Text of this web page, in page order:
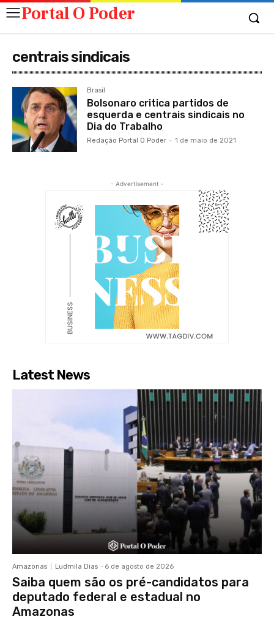
Portal O Poder
centrais sindicais
Brasil
Bolsonaro critica partidos de
esquerda e centrais sindicais no
Dia do Trabalho
Redação Portal O Poder - 1 de maio de 2021
- Advertisement -
Latest News
Amazonas Ludmila Dias - 6 de agosto de 2026
Saiba quem são os pré-candidatos para
deputado federal e estadual no
Amazonas